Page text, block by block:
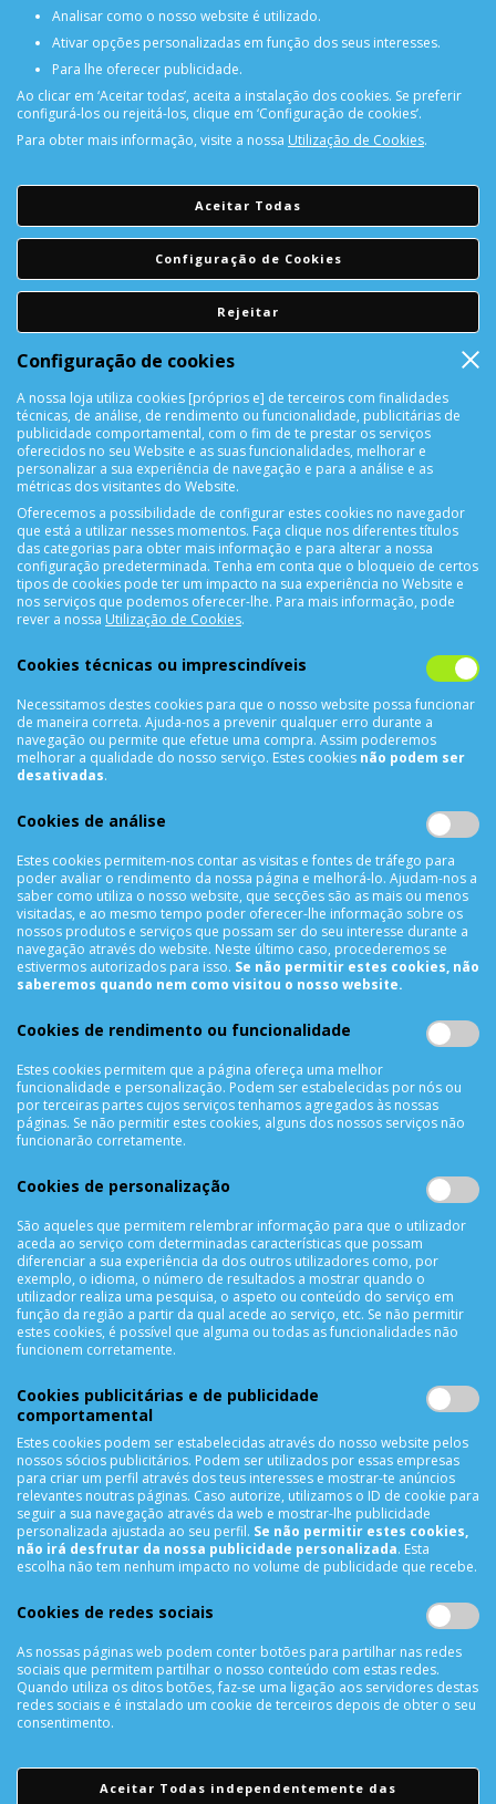
Encomendas acima de 150€
Consulte aqui a sua reparação
DEVOLUÇÕES
Devolução Garantida!
SUPORTE ONLINE
CONTACTOS
4450-042 Matosinhos Portugal
comercial@cellrepair.pt
vendas@cellrepair.pt
229 380 496 Chamada para a rede fixa nacional
910991733
Segunda a Sexta das 10h00 às 19h00
Sábado das 9h00 às 13h00
INFORMAÇÕES
Termos & Condições
Política de Privacidade
Trocas & Devoluções
Métodos de Pagamento
Resolução de Litígios
Livro de reclamações
APOIO AO CLIENTE
Criar Conta
As Minhas Encomendas
Lista de Desejos
Solicitar uma Devolução
Expedição
Utilização de Cookies
NEWSLETTER
REDES SOCIAIS
Analisar como o nosso website é utilizado.
Ativar opções personalizadas em função dos seus interesses.
Para lhe oferecer publicidade.
Ao clicar em ‘Aceitar todas’, aceita a instalação dos cookies. Se preferir
configurá-los ou rejeitá-los, clique em ‘Configuração de cookies’.
Para obter mais informação, visite a nossa Utilização de Cookies.
Aceitar Todas
Configuração de Cookies
Rejeitar
Configuração de cookies
A nossa loja utiliza cookies [próprios e] de terceiros com finalidades
técnicas, de análise, de rendimento ou funcionalidade, publicitárias de
publicidade comportamental, com o fim de te prestar os serviços
oferecidos no seu Website e as suas funcionalidades, melhorar e
personalizar a sua experiência de navegação e para a análise e as
métricas dos visitantes do Website.
Oferecemos a possibilidade de configurar estes cookies no navegador
que está a utilizar nesses momentos. Faça clique nos diferentes títulos
das categorias para obter mais informação e para alterar a nossa
configuração predeterminada. Tenha em conta que o bloqueio de certos
tipos de cookies pode ter um impacto na sua experiência no Website e
nos serviços que podemos oferecer-lhe. Para mais informação, pode
rever a nossa Utilização de Cookies.
Cookies técnicas ou imprescindíveis
Necessitamos destes cookies para que o nosso website possa funcionar
de maneira correta. Ajuda-nos a prevenir qualquer erro durante a
navegação ou permite que efetue uma compra. Assim poderemos
melhorar a qualidade do nosso serviço. Estes cookies não podem ser
desativadas.
Cookies de análise
Estes cookies permitem-nos contar as visitas e fontes de tráfego para
poder avaliar o rendimento da nossa página e melhorá-lo. Ajudam-nos a
saber como utiliza o nosso website, que secções são as mais ou menos
visitadas, e ao mesmo tempo poder oferecer-lhe informação sobre os
nossos produtos e serviços que possam ser do seu interesse durante a
navegação através do website. Neste último caso, procederemos se
estivermos autorizados para isso. Se não permitir estes cookies, não
saberemos quando nem como visitou o nosso website.
Cookies de rendimento ou funcionalidade
Estes cookies permitem que a página ofereça uma melhor
funcionalidade e personalização. Podem ser estabelecidas por nós ou
por terceiras partes cujos serviços tenhamos agregados às nossas
páginas. Se não permitir estes cookies, alguns dos nossos serviços não
funcionarão corretamente.
Cookies de personalização
São aqueles que permitem relembrar informação para que o utilizador
aceda ao serviço com determinadas características que possam
diferenciar a sua experiência da dos outros utilizadores como, por
exemplo, o idioma, o número de resultados a mostrar quando o
utilizador realiza uma pesquisa, o aspeto ou conteúdo do serviço em
função da região a partir da qual acede ao serviço, etc. Se não permitir
estes cookies, é possível que alguma ou todas as funcionalidades não
funcionem corretamente.
Cookies publicitárias e de publicidade
comportamental
Estes cookies podem ser estabelecidas através do nosso website pelos
nossos sócios publicitários. Podem ser utilizados por essas empresas
para criar um perfil através dos teus interesses e mostrar-te anúncios
relevantes noutras páginas. Caso autorize, utilizamos o ID de cookie para
seguir a sua navegação através da web e mostrar-lhe publicidade
personalizada ajustada ao seu perfil. Se não permitir estes cookies,
não irá desfrutar da nossa publicidade personalizada. Esta
escolha não tem nenhum impacto no volume de publicidade que recebe.
Cookies de redes sociais
As nossas páginas web podem conter botões para partilhar nas redes
sociais que permitem partilhar o nosso conteúdo com estas redes.
Quando utiliza os ditos botões, faz-se uma ligação aos servidores destas
redes sociais e é instalado um cookie de terceiros depois de obter o seu
consentimento.
Aceitar Todas independentemente das